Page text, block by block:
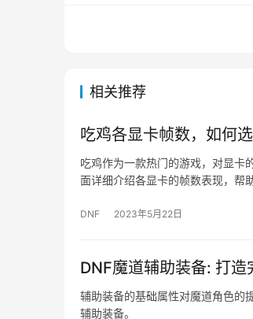
相关推荐
吃鸡各显卡帧数，如何
吃鸡作为一款热门的游戏，对显卡
面详细介绍各显卡的帧数表现，帮
DNF 2023年5月22日
DNF魔道辅助装备: 打
辅助装备的基础属性对魔道角色的
辅助装备。